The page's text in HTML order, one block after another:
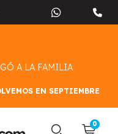
A LA FAMILIA
EN SEPTIEMBRE